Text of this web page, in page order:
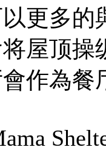
更多的
屋顶操
作為餐